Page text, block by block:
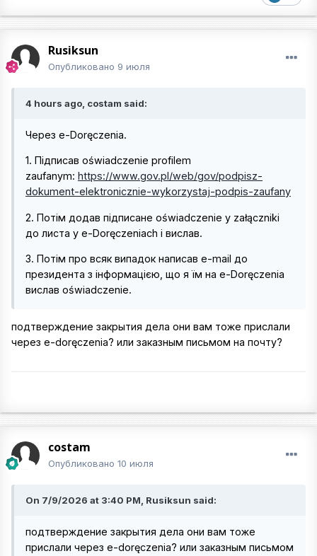
Rusiksun
Опубликовано 9 июля
4 hours ago, costam said:
Через e-Doręczenia.
1. Підписав oświadczenie profilem
zaufanym: https://www.gov.pl/web/gov/podpisz-
dokument-elektronicznie-wykorzystaj-podpis-zaufany
2. Потім додав підписане oświadczenie у załączniki
до листа у e-Doręczeniach і вислав.
3. Потім про всяк випадок написав e-mail до
президента з інформацією, що я їм на e-Doręczenia
вислав oświadczenie.
подтверждение закрытия дела они вам тоже прислали
через e-doręczenia? или заказным письмом на почту?
costam
Опубликовано 10 июля
On 7/9/2026 at 3:40 PM, Rusiksun said:
подтверждение закрытия дела они вам тоже
прислали через e-doręczenia? или заказным письмом